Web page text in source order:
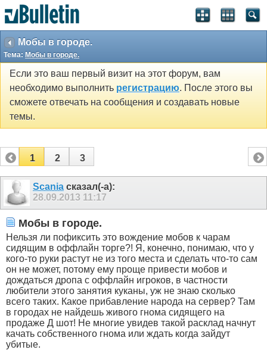
Мобы в городе.
Тема: Мобы в городе.
Если это ваш первый визит на этот форум, вам
необходимо выполнить регистрацию. После этого вы
сможете отвечать на сообщения и создавать новые
темы.
1 2 3
Scania сказал(-а):
28.09.2013 11:17
Мобы в городе.
Нельзя ли пофиксить это вождение мобов к чарам
сидящим в оффлайн торге?! Я, конечно, понимаю, что у
кого-то руки растут не из того места и сделать что-то сам
он не может, потому ему проще привести мобов и
дождаться дропа с оффлайн игроков, в частности
любители этого занятия куканы, уж не знаю сколько
всего таких. Какое прибавление народа на сервер? Там
в городах не найдешь живого гнома сидящего на
продаже Д шот! Не многие увидев такой расклад начнут
качать собственного гнома или ждать когда зайдут
убитые.